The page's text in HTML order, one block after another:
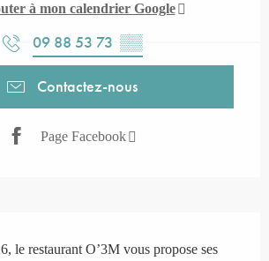
à mon calendrier Google
09 88 53 73 ▒▒
Contactez-nous
Page Facebook
le restaurant O’3M vous propose ses